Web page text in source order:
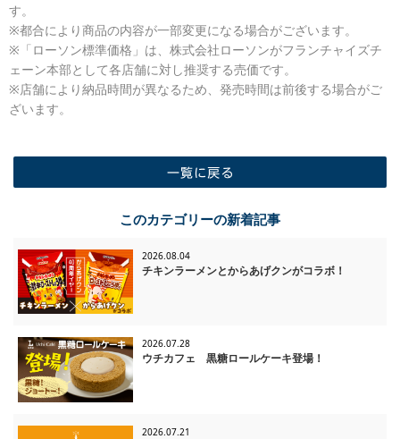
す。
※都合により商品の内容が一部変更になる場合がございます。
※「ローソン標準価格」は、株式会社ローソンがフランチャイズチ
ェーン本部として各店舗に対し推奨する売価です。
※店舗により納品時間が異なるため、発売時間は前後する場合がご
ざいます。
このカテゴリーの新着記事
2026.08.04
チキンラーメンとからあげクンがコラボ！
2026.07.28
ウチカフェ 黒糖ロールケーキ登場！
2026.07.21